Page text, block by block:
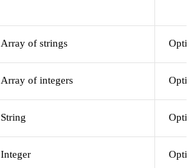
Array of strings
Array of integers
String
Integer